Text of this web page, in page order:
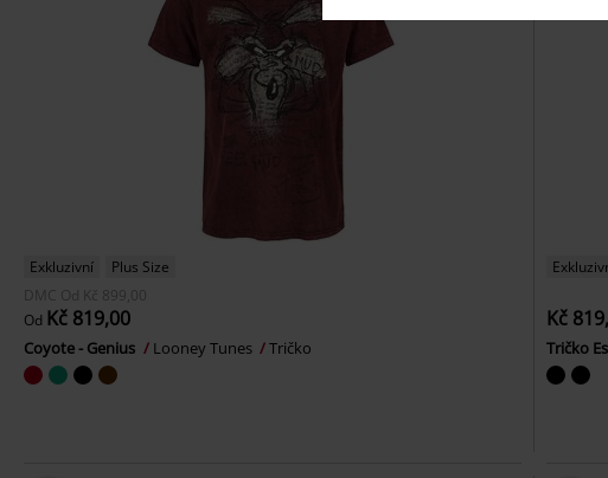
Exkluzivní
Plus Size
DMC Od Kč 899,00
Od Kč 819,00
Coyote - Genius Looney Tunes Tričko
Kč
Tričko